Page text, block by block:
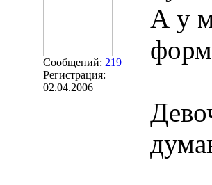
Сообщений: 219
Регистрация:
02.04.2006
А у